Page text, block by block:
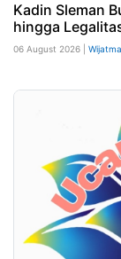
Kadin Sleman
hingga
06 August 2026 |